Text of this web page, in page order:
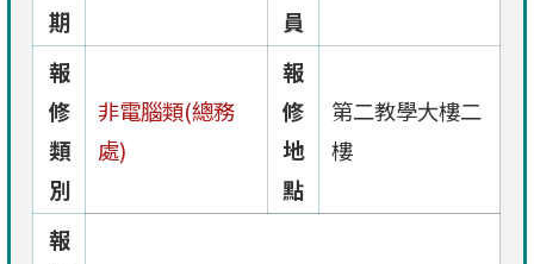
期
員
報
修
類
別
非電腦類(總務
處)
報
修
地
點
第二教學大樓二
樓
報